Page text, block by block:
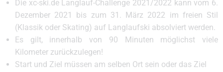
Die xc-ski.de Langlauf-Challenge 2021/2022 kann vom 6.
Dezember 2021 bis zum 31. März 2022 im freien Stil
(Klassik oder Skating) auf Langlaufski absolviert werden.
Es gilt, innerhalb von 90 Minuten möglichst viele
Kilometer zurückzulegen!
Start und Ziel müssen am selben Ort sein oder das Ziel